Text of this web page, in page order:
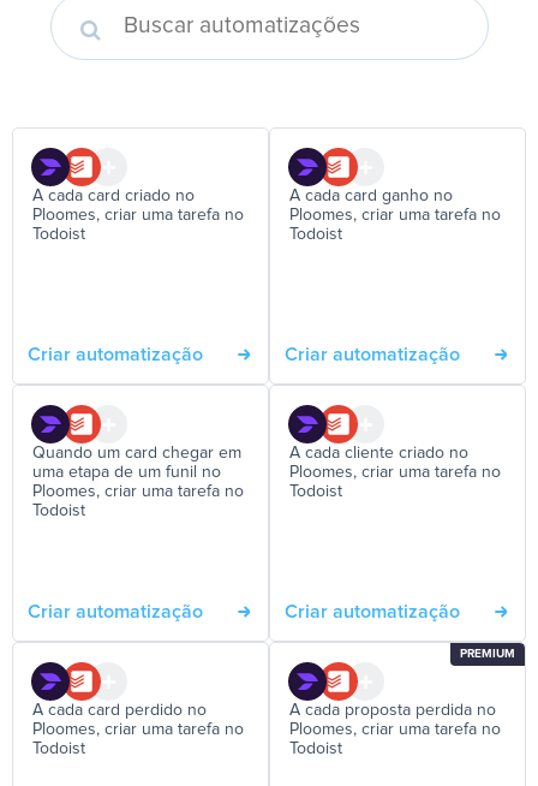
A cada card criado no
Ploomes, criar uma tarefa no
Todoist
Criar automatização
A cada card ganho no
Ploomes, criar uma tarefa no
Todoist
Criar automatização
Quando um card chegar em
uma etapa de um funil no
Ploomes, criar uma tarefa no
Todoist
Criar automatização
A cada cliente criado no
Ploomes, criar uma tarefa no
Todoist
Criar automatização
A cada card perdido no
Ploomes, criar uma tarefa no
Todoist
PREMIUM
A cada proposta perdida no
Ploomes, criar uma tarefa no
Todoist